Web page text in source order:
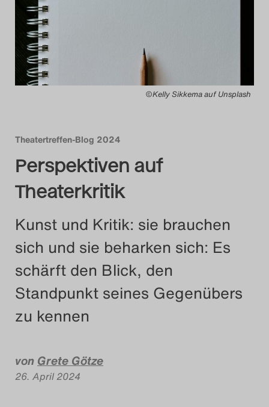
Das Theatertreffen-Blog
2014
Das Theatertreffen-Blog
2015
Das Theatertreffen-Blog
2016
Das Theatertreffen-Blog
Das Theatertreffen-Blog
2018
Das Theatertreffen-Blog
2018 Alumni
©Kelly Sikkema auf Unsplash
Theatertreffen-Blog 2024
Perspektiven auf
Theaterkritik
Kunst und Kritik: sie brauchen
sich und sie beharken sich: Es
schärft den Blick, den
Standpunkt seines Gegenübers
zu kennen
von Grete Götze
26. April 2024